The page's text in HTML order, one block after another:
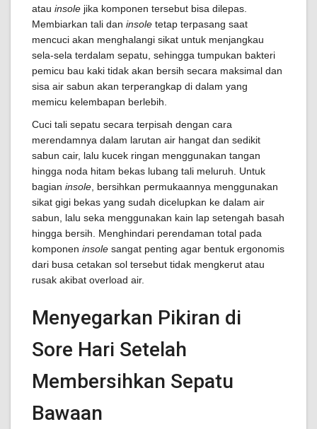
atau insole jika komponen tersebut bisa dilepas.
Membiarkan tali dan insole tetap terpasang saat
mencuci akan menghalangi sikat untuk menjangkau
sela-sela terdalam sepatu, sehingga tumpukan bakteri
pemicu bau kaki tidak akan bersih secara maksimal dan
sisa air sabun akan terperangkap di dalam yang
memicu kelembapan berlebih.
Cuci tali sepatu secara terpisah dengan cara
merendamnya dalam larutan air hangat dan sedikit
sabun cair, lalu kucek ringan menggunakan tangan
hingga noda hitam bekas lubang tali meluruh. Untuk
bagian insole , bersihkan permukaannya menggunakan
sikat gigi bekas yang sudah dicelupkan ke dalam air
sabun, lalu seka menggunakan kain lap setengah basah
hingga bersih. Menghindari perendaman total pada
komponen insole sangat penting agar bentuk ergonomis
dari busa cetakan sol tersebut tidak mengkerut atau
rusak akibat overload air.
Menyegarkan Pikiran di
Sore Hari Setelah
Membersihkan Sepatu
Bawaan